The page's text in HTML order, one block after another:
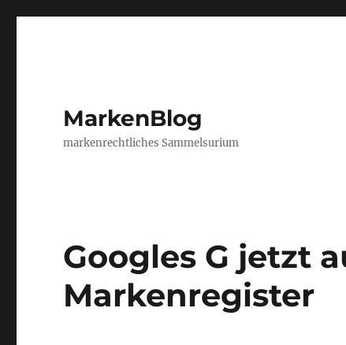
MarkenBlog
markenrechtliches Sammelsurium
Googles G jetzt
Markenregister